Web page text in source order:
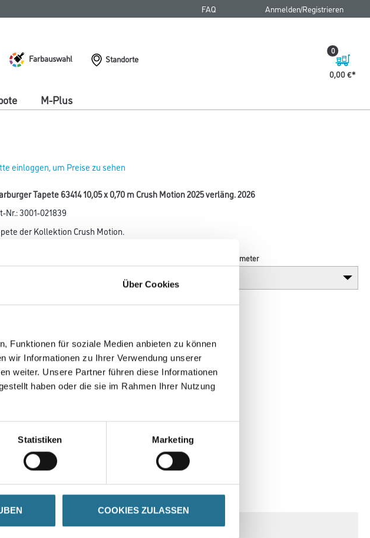
Über Cookies
Funktionen für soziale Medien anbieten zu können
wir Informationen zu Ihrer Verwendung unserer
weiter. Unsere Partner führen diese Informationen
haben oder die sie im Rahmen Ihrer Nutzung
Statistiken Marketing
COOKIES ZULASSEN
FAQ Anmelden/Registrieren
Farbauswahl
Standorte
0,00 €
0
M-Plus
einloggen, um Preise zu sehen
Tapete 63414 10,05 x 0,70 m Crush Motion 2025 verläng. 2026
Nr.:3001-021839
der Kollektion Crush Motion.
Länge in centimeter
GEFAHRENHINWEISE SPEZIFIKATIONEN